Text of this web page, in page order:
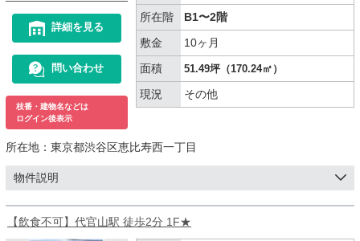
詳細を見る
問い合わせ
枝番・建物名などは
ログイン後表示
所在階
B1〜2階
敷金
10ヶ月
面積
51.49坪（170.24㎡）
現況 その他
所在地： 東京都渋谷区恵比寿西一丁目
物件説明
【飲食不可】代官山駅 徒歩2分 1F★